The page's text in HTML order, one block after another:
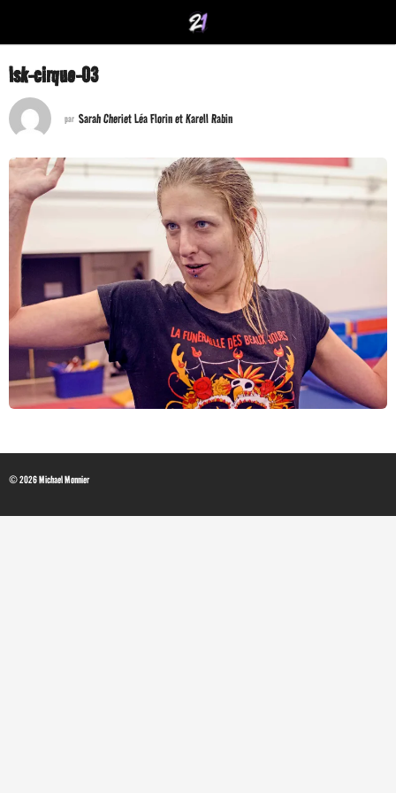
lsk-cirque-03
par Sarah Cheriet Léa Florin et Karell Rabin
© 2026 Michael Monnier